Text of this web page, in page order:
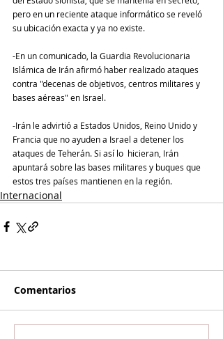
pero en un reciente ataque informático se reveló
su ubicación exacta y ya no existe.
-En un comunicado, la Guardia Revolucionaria
Islámica de Irán afirmó haber realizado ataques
contra "decenas de objetivos, centros militares y
bases aéreas" en Israel.
-Irán le advirtió a Estados Unidos, Reino Unido y
Francia que no ayuden a Israel a detener los
ataques de Teherán. Si así lo  hicieran, Irán
apuntará sobre las bases militares y buques que
estos tres países mantienen en la región.
Internacional
Comentarios